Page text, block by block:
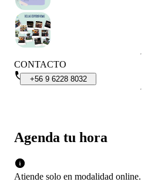
Agenda tu hora
Atiende solo en modalidad online.
CONTACTO
+56 9 6228 8032